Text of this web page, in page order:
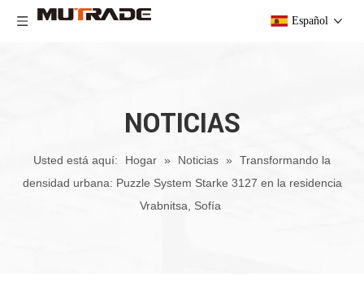
Español
NOTICIAS
Usted está aquí: Hogar » Noticias »
Transformando la
densidad urbana: Puzzle System Starke 3127 en la residencia
Vrabnitsa, Sofía